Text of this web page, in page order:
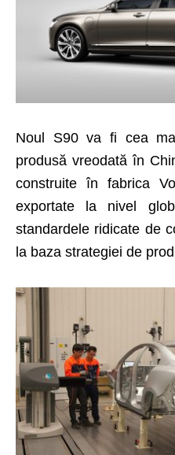
Noul S90 va fi cea
produsă vreodată în
construite în fabrica
exportate la nivel
standardele ridicate de
la baza strategiei de